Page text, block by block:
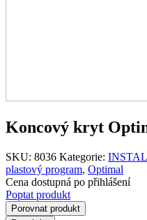
Koncový kryt
SKU: 8036 Kategorie:
plastový program, Optimal
Cena dostupná po přihlášení
Poptat produkt
Porovnat produkt